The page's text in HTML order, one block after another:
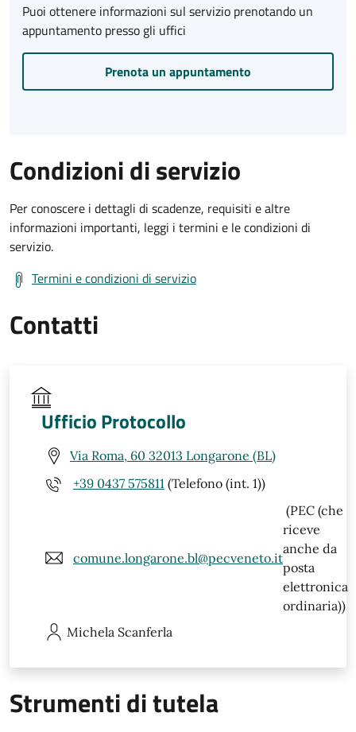
Puoi ottenere informazioni sul servizio prenotando un
appuntamento presso gli uffici
Prenota un appuntamento
Condizioni di servizio
Per conoscere i dettagli di scadenze, requisiti e altre
informazioni importanti, leggi i termini e le condizioni di
servizio.
Termini e condizioni di servizio
Contatti
Ufficio Protocollo
Via Roma, 60 32013 Longarone (BL)
+39 0437 575811 (Telefono (int. 1))
comune.longarone.bl@pecveneto.it
(PEC (che
riceve
anche da
posta
elettronica
ordinaria))
Michela Scanferla
Strumenti di tutela